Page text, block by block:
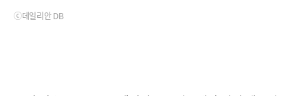
ⓒ데일리안 DB